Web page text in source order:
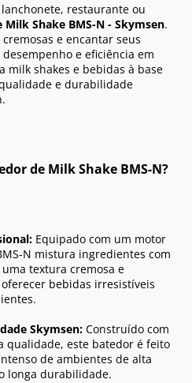
restaurante ou
Milk Shake BMS-N - Skymsen.
e encantar seus
e eficiência em
milk shakes e bebidas à base
e durabilidade
de Milk Shake BMS-N?
Equipado com um motor
N mistura ingredientes com
textura cremosa e
bebidas irresistíveis
Skymsen: Construído com
qualidade, este batedor é feito
de ambientes de alta
longa durabilidade.